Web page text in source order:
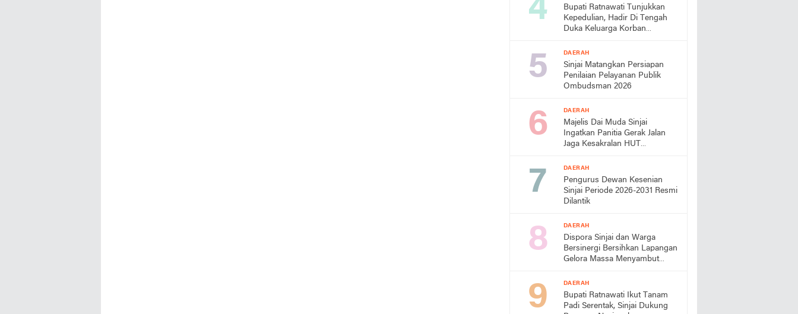
Bupati Ratnawati Tunjukkan
Kepedulian, Hadir Di Tengah
Duka Keluarga Korban
DAERAH
Sinjai Matangkan Persiapan
Penilaian Pelayanan Publik
Ombudsman 2026
DAERAH
Majelis Dai Muda Sinjai
Ingatkan Panitia Gerak Jalan
Jaga Kesakralan HUT
DAERAH
Pengurus Dewan Kesenian
Sinjai Periode 2026-2031 Resmi
Dilantik
DAERAH
Dispora Sinjai dan Warga
Bersinergi Bersihkan Lapangan
Gelora Massa Menyambut
DAERAH
Bupati Ratnawati Ikut Tanam
Padi Serentak, Sinjai Dukung